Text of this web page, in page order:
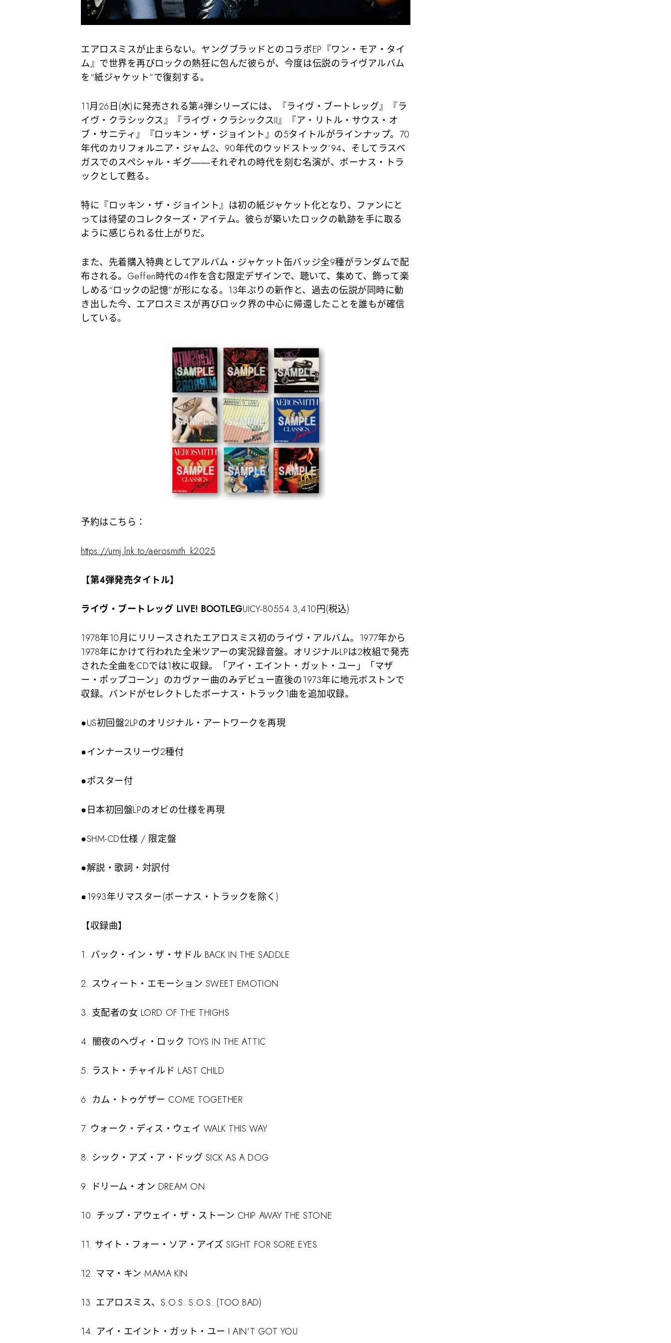
エアロスミスが止まらない。ヤングブラッドとのコラボEP『ワン・モア・タイ
ム』で世界を再びロックの熱狂に包んだ彼らが、今度は伝説のライヴアルバム
を“紙ジャケット”で復刻する。
11月26日(水)に発売される第4弾シリーズには、『ライヴ・ブートレッグ』『ラ
イヴ・クラシックス』『ライヴ・クラシックスII』『ア・リトル・サウス・オ
ブ・サニティ』『ロッキン・ザ・ジョイント』の5タイトルがラインナップ。70
年代のカリフォルニア・ジャム2、90年代のウッドストック’94、そしてラスベ
ガスでのスペシャル・ギグ――それぞれの時代を刻む名演が、ボーナス・トラ
ックとして甦る。
特に『ロッキン・ザ・ジョイント』は初の紙ジャケット化となり、ファンにと
っては待望のコレクターズ・アイテム。彼らが築いたロックの軌跡を手に取る
ように感じられる仕上がりだ。
また、先着購入特典としてアルバム・ジャケット缶バッジ全9種がランダムで配
布される。Geffen時代の4作を含む限定デザインで、聴いて、集めて、飾って楽
しめる“ロックの記憶”が形になる。13年ぶりの新作と、過去の伝説が同時に動
き出した今、エアロスミスが再びロック界の中心に帰還したことを誰もが確信
している。
予約はこちら：
https://umj.lnk.to/aerosmith_k2025
【第4弾発売タイトル】
ライヴ・ブートレッグ LIVE! BOOTLEGUICY-80554 3,410円(税込)
1978年10月にリリースされたエアロスミス初のライヴ・アルバム。1977年から
1978年にかけて行われた全米ツアーの実況録音盤。オリジナルLPは2枚組で発売
された全曲をCDでは1枚に収録。「アイ・エイント・ガット・ユー」「マザ
ー・ポップコーン」のカヴァー曲のみデビュー直後の1973年に地元ボストンで
収録。バンドがセレクトしたボーナス・トラック1曲を追加収録。
●US初回盤2LPのオリジナル・アートワークを再現
●インナースリーヴ2種付
●ポスター付
●日本初回盤LPのオビの仕様を再現
●SHM-CD仕様 / 限定盤
●解説・歌詞・対訳付
●1993年リマスター(ボーナス・トラックを除く)
【収録曲】
1. バック・イン・ザ・サドル BACK IN THE SADDLE
2. スウィート・エモーション SWEET EMOTION
3. 支配者の女 LORD OF THE THIGHS
4. 闇夜のヘヴィ・ロック TOYS IN THE ATTIC
5. ラスト・チャイルド LAST CHILD
6. カム・トゥゲザー COME TOGETHER
7. ウォーク・ディス・ウェイ WALK THIS WAY
8. シック・アズ・ア・ドッグ SICK AS A DOG
9. ドリーム・オン DREAM ON
10. チップ・アウェイ・ザ・ストーン CHIP AWAY THE STONE
11. サイト・フォー・ソア・アイズ SIGHT FOR SORE EYES
12. ママ・キン MAMA KIN
13. エアロスミス、S.O.S. S.O.S. (TOO BAD)
14. アイ・エイント・ガット・ユー I AIN’T GOT YOU